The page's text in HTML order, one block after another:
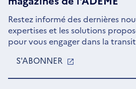
Restez informé des dernières
expertises et les solutions
pour vous engager dans la
S'ABONNER
UNE